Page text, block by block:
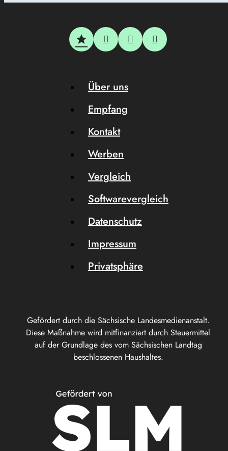
Gefördert durch die Sächsische Landesmedienanstalt.
Diese Maßnahme wird mitfinanziert durch Steuermittel
auf der Grundlage des vom Sächsischen Landtag
beschlossenen Haushaltes.
Über uns
Empfang
Kontakt
Werben
Vergleich
Softwarevergleich
Datenschutz
Impressum
Privatsphäre